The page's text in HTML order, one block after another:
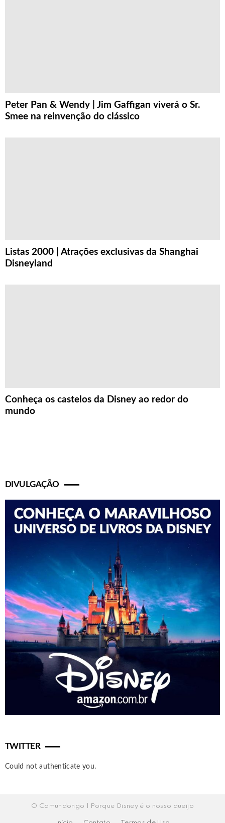
Peter Pan & Wendy | Jim Gaffigan viverá o Sr.
Smee na reinvenção do clássico
Listas 2000 | Atrações exclusivas da Shanghai
Disneyland
Conheça os castelos da Disney ao redor do
mundo
DIVULGAÇÃO
TWITTER
Could not authenticate you.
O Camundongo | Porque Disney é o nosso queijo